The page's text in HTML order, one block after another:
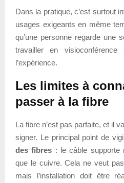
Dans la pratique, c’est surtout
usages exigeants en même
qu’une personne regarde une
travailler en visioconférence
l’expérience.
Les limites à
passer à la fibre
La fibre n’est pas parfaite, et il
signer. Le principal point de
des fibres : le câble supporte
que le cuivre. Cela ne veut
mais l’installation doit être